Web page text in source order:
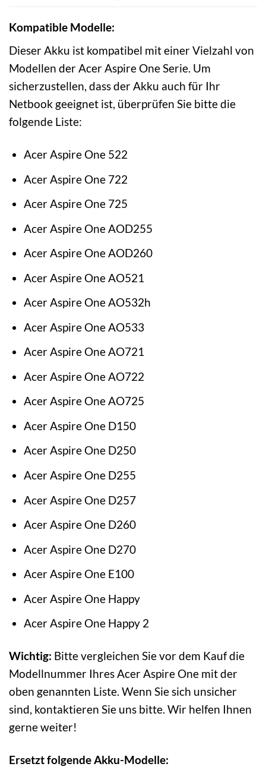
Kompatible Modelle:
Dieser Akku ist kompatibel mit einer Vielzahl von
Modellen der Acer Aspire One Serie. Um
sicherzustellen, dass der Akku auch für Ihr
Netbook geeignet ist, überprüfen Sie bitte die
folgende Liste:
Acer Aspire One 522
Acer Aspire One 722
Acer Aspire One 725
Acer Aspire One AOD255
Acer Aspire One AOD260
Acer Aspire One AO521
Acer Aspire One AO532h
Acer Aspire One AO533
Acer Aspire One AO721
Acer Aspire One AO722
Acer Aspire One AO725
Acer Aspire One D150
Acer Aspire One D250
Acer Aspire One D255
Acer Aspire One D257
Acer Aspire One D260
Acer Aspire One D270
Acer Aspire One E100
Acer Aspire One Happy
Acer Aspire One Happy 2
Wichtig: Bitte vergleichen Sie vor dem Kauf die
Modellnummer Ihres Acer Aspire One mit der
oben genannten Liste. Wenn Sie sich unsicher
sind, kontaktieren Sie uns bitte. Wir helfen Ihnen
gerne weiter!
Ersetzt folgende Akku-Modelle: